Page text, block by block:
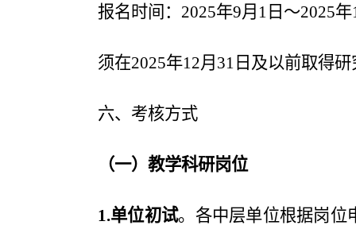
报名时间：2025年9月1日～2025
须在2025年12月31日及以前取得
六、 考核方式
（一）教学科研岗位
1.单位初试。各中层单位根据岗位